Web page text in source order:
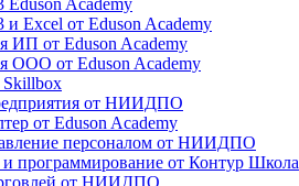
Eduson Academy
и Excel от Eduson Academy
ИП от Eduson Academy
ООО от Eduson Academy
Skillbox
от НИИДПО
от Eduson Academy
персоналом от НИИДПО
и программирование от Контур Школа
от НИИДПО